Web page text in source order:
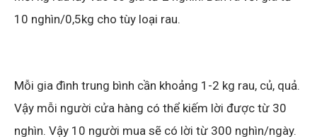
10 nghìn/0,5kg cho tùy loại rau.
Mỗi gia đình trung bình cần khoảng 1-2 kg rau, củ, quả.
Vậy mỗi người cửa hàng có thể kiếm lời được từ 30
nghìn. Vậy 10 người mua sẽ có lời từ 300 nghìn/ngày.